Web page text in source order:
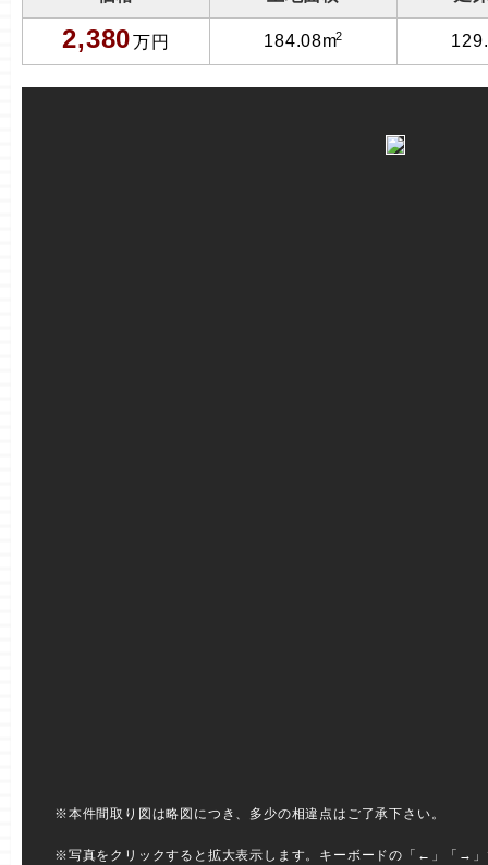
2,380万円 184.08m2
※本件間取り図は略図につき、多少の相違点はご了承下さい。
※写真をクリックすると拡大表示します。キーボードの「←」「→」